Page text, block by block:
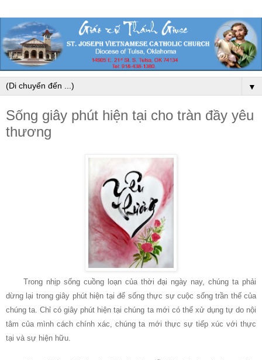
▼
Sống giây phút hiện tại cho tràn đầy yêu
thương
Trong nhịp sống cuồng loạn của thời đại ngày nay, chúng ta phải
dừng lại trong giây phút hiện tại để sống thực sự cuộc sống trần thế của
chúng ta. Chỉ có giây phút hiện tại chúng ta mới có thể xử dụng tự do nội
tâm của mình cách chính xác, chúng ta mới thực sự tiếp xúc với thực
tại và sự hiện hữu.